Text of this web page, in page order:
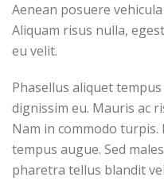
Aenean posuere
Aliquam risus nulla,
eu velit.
Phasellus aliquet
dignissim eu. Mauris ac
Nam in commodo
tempus augue. Sed
pharetra tellus blandit